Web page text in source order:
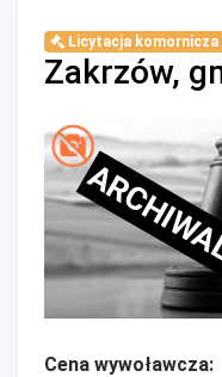
Licytacja komornicza
Zakrzów,
Cena wywoławcza: